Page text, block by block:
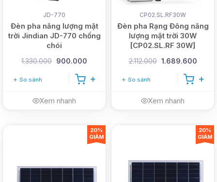
JD-770
Đèn pha năng lượng mặt
trời Jindian JD-770 chống
chói
1.330.000 900.000
So sánh
Xem nhanh
CP02.SL.RF30W
Đèn pha Rạng Đông năng
lượng mặt trời 30W
[CP02.SL.RF 30W]
2.112.000 1.689.600
So sánh
Xem nhanh
20%
GIẢM
20%
GIẢM
0913.802.102 (Ms. Chinh)